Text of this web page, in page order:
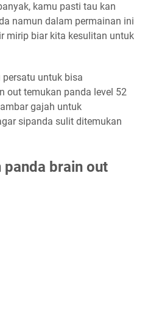
kamu pasti tau kan
namun dalam permainan ini
mirip biar kita kesulitan untuk
untuk bisa
out temukan panda level 52
gajah untuk
sipanda sulit ditemukan
brain out